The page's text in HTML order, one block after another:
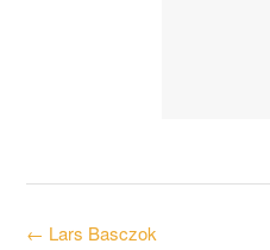
Post
← Lars Basczok